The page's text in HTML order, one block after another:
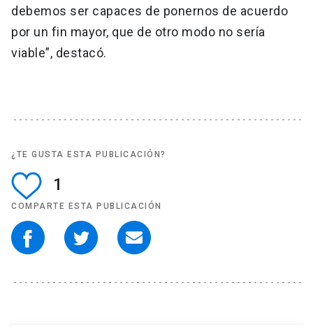
debemos ser capaces de ponernos de acuerdo
por un fin mayor, que de otro modo no sería
viable”, destacó.
¿TE GUSTA ESTA PUBLICACIÓN?
1
COMPARTE ESTA PUBLICACIÓN